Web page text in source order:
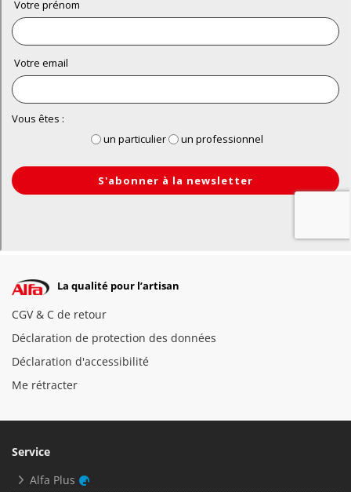
La qualité pour l’artisan
CGV & C de retour
Déclaration de protection des données
Déclaration d'accessibilité
Me rétracter
Service
Alfa Plus